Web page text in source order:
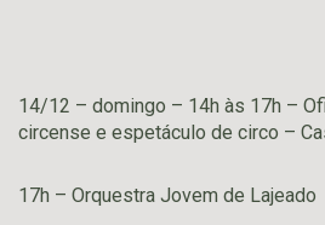
14/12 – domingo – 14h às 17h –
circense e espetáculo de circo –
17h – Orquestra Jovem de Lajeado